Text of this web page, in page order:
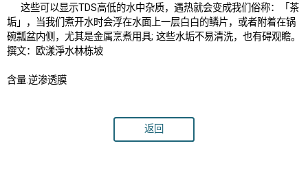
这些可以显示TDS高低的水中杂质，遇热就会变成我们俗称：「茶
垢」，当我们煮开水时会浮在水面上一层白白的鳞片，或者附着在锅
碗瓢盆内侧，尤其是金属烹煮用具; 这些水垢不易清洗，也有碍观瞻。
撰文：欧漾淨水林栋坡
含量.逆渗透膜
返回